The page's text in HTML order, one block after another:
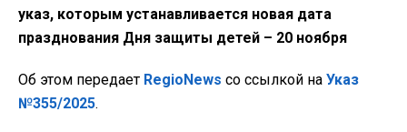
указ, которым устанавливается новая дата
празднования Дня защиты детей – 20 ноября
Об этом передает RegioNews со ссылкой на Указ
№355/2025.